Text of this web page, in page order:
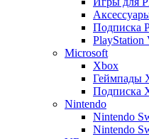
Подписка
PlayStation
Microsoft
Xbox
Геймпады
Подписка
Nintendo
Nintendo
Nintendo